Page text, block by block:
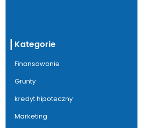
Kategorie
Finansowanie
Grunty
kredyt hipoteczny
Marketing